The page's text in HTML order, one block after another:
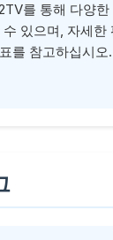
를 통해 다양
수 있으며, 자세한
를 참고하십시오.